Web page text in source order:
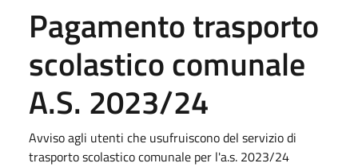
Pagamento trasporto
scolastico comunale
A.S. 2023/24
Avviso agli utenti che usufruiscono del servizio di
trasporto scolastico comunale per l'a.s. 2023/24